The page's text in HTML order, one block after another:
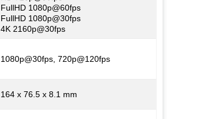
FullHD 1080p@60fps
FullHD 1080p@30fps
4K 2160p@30fps
1080p@30fps, 720p@120fps
164 x 76.5 x 8.1 mm